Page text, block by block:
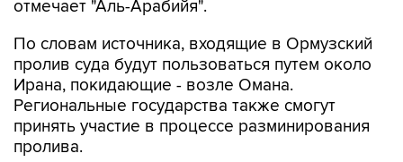
отмечает "Аль-Арабийя".
По словам источника, входящие в Ормузский
пролив суда будут пользоваться путем около
Ирана, покидающие - возле Омана.
Региональные государства также смогут
принять участие в процессе разминирования
пролива.